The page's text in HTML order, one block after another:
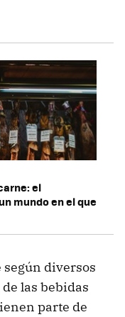
el
mundo en el que
según diversos
las bebidas
parte de